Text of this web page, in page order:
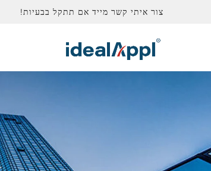
צור איתי קשר מייד אם תתקל בבעיות!